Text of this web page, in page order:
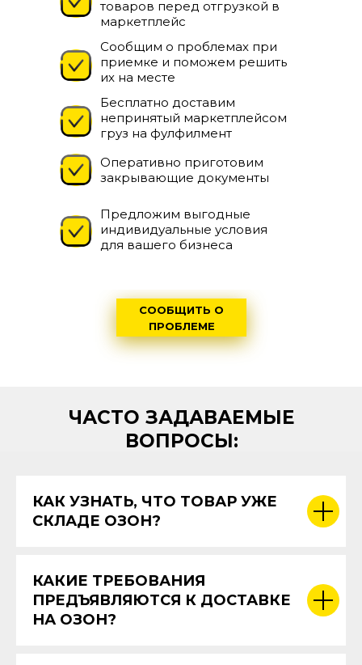
товаров перед отгрузкой в
маркетплейс
Сообщим о проблемах при
приемке и поможем решить
их на месте
Бесплатно доставим
непринятый маркетплейсом
груз на фулфилмент
Оперативно приготовим
закрывающие документы
Предложим выгодные
индивидуальные условия
для вашего бизнеса
СООБЩИТЬ О
ПРОБЛЕМЕ
ЧАСТО ЗАДАВАЕМЫЕ
ВОПРОСЫ:
КАК УЗНАТЬ, ЧТО ТОВАР УЖЕ
СКЛАДЕ ОЗОН?
КАКИЕ ТРЕБОВАНИЯ
ПРЕДЪЯВЛЯЮТСЯ К ДОСТАВКЕ
НА ОЗОН?